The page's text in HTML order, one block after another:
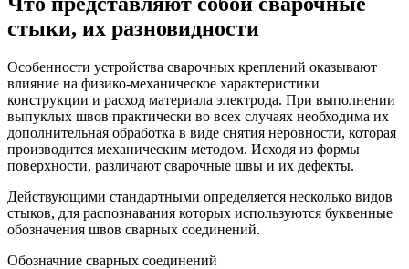
стыки, их разновидности
Особенности устройства сварочных креплений оказывают
влияние на физико-механическое характеристики
конструкции и расход материала электрода. При выполнении
выпуклых швов практически во всех случаях необходима их
дополнительная обработка в виде снятия неровности, которая
производится механическим методом. Исходя из формы
поверхности, различают сварочные швы и их дефекты.
Действующими стандартными определяется несколько видов
стыков, для распознавания которых используются буквенные
обозначения швов сварных соединений.
Обозначние сварных соединений